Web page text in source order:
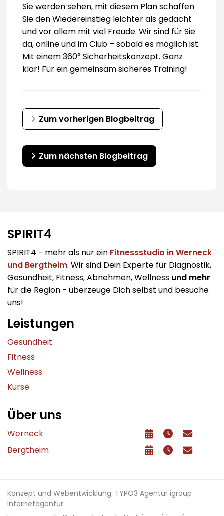
Sie werden sehen, mit diesem Plan schaffen
Sie den Wiedereinstieg leichter als gedacht
und vor allem mit viel Freude. Wir sind für Sie
da, online und im Club – sobald es möglich ist.
Mit einem 360° Sicherheitskonzept. Ganz
klar! Für ein gemeinsam sicheres Training!
Zum vorherigen Blogbeitrag
Zum nächsten Blogbeitrag
SPIRIT4
SPIRIT4 - mehr als nur ein Fitnessstudio in Werneck
und Bergtheim. Wir sind Dein Experte für Diagnostik,
Gesundheit, Fitness, Abnehmen, Wellness und mehr
für die Region - überzeuge Dich selbst und besuche
uns!
Leistungen
Gesundheit
Fitness
Wellness
Kurse
Über uns
Werneck
Bergtheim
Konzept und Webentwicklung: TYPO3 Agentur igroup
Internetagentur